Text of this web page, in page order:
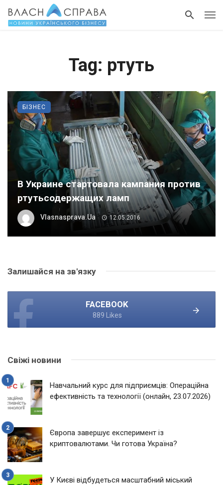
Tag: ртуть
В Украине стартовала кампания против
ртутьсодержащих ламп
Vlasnasprava.ua 12.05.2016
БІЗНЕС
Залишайся на зв'язку
FACEBOOK
889 Likes
Свіжі новини
Навчальний курс для підприємців: Операційна
ефективність та технології (онлайн, 23.07.2026)
Європа завершує експеримент із
криптовалютами. Чи готова Україна?
У Києві відбудеться масштабний міський